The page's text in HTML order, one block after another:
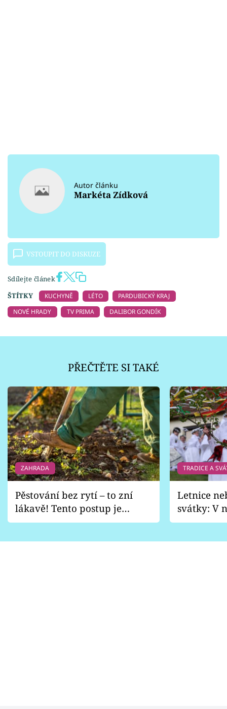
Autor článku
Markéta Zídková
VSTOUPIT DO DISKUZE
Sdílejte článek
ŠTÍTKY
KUCHYNĚ LÉTO
PARDUBICKÝ KRAJ
NOVÉ HRADY
TV PRIMA DALIBOR GONDÍK
PŘEČTĚTE SI TAKÉ
ZAHRADA
Pěstování bez rytí – to zní
lákavě! Tento postup je
vhodný jen pro některé
TRADICE A
Letnice
svátky: V
pondělí